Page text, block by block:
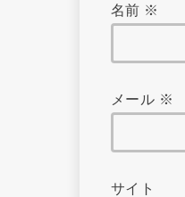
名前 ※
メール ※
サイト